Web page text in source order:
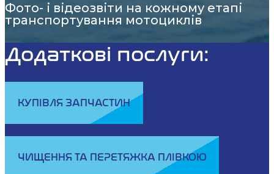
Фото- і відеозвіти на кожному етапі
транспортування мотоциклів
Додаткові послуги:
КУПІВЛЯ ЗАПЧАСТИН
ЧИЩЕННЯ ТА ПЕРЕТЯЖКА ПЛІВКОЮ